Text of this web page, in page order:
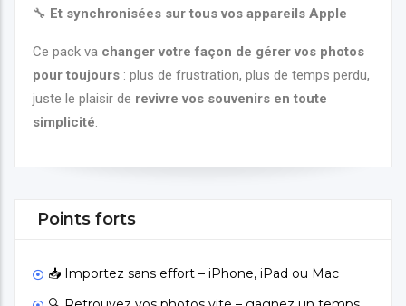
🔧 Et synchronisées sur tous vos appareils Apple
Ce pack va changer votre façon de gérer vos photos
pour toujours : plus de frustration, plus de temps perdu,
juste le plaisir de revivre vos souvenirs en toute
simplicité.
Points forts
📥 Importez sans effort – iPhone, iPad ou Mac